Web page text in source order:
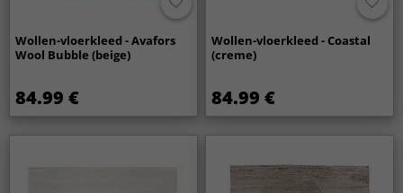
Wollen-vloerkleed - Avafors
Wool Bubble (beige)
84.99 €
Wollen-vloerkleed - Coastal
(creme)
84.99 €